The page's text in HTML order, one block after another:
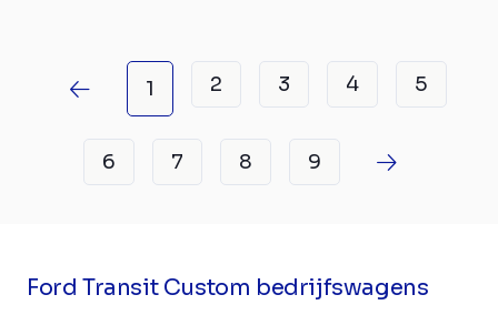
1 2 3 4 5
6 7 8 9
Ford Transit Custom bedrijfswagens